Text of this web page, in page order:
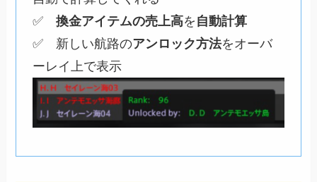
✅ 換金アイテムの売上高を 自動計算
✅ 新しい航路のアンロック方法をオーバ
ーレイ上で表示